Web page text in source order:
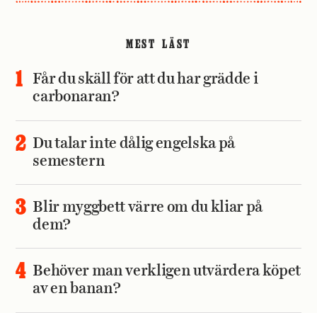
MEST LÄST
Får du skäll för att du har grädde i
carbonaran?
Du talar inte dålig engelska på
semestern
Blir myggbett värre om du kliar på
dem?
Behöver man verkligen utvärdera köpet
av en banan?